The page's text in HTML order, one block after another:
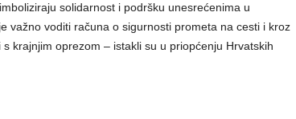
solidarnost i podršku unesrećenima u
važno voditi računa o sigurnosti prometa na cesti i kroz
krajnjim oprezom – istakli su u priopćenju Hrvatskih